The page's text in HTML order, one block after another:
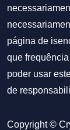
página de
que
poder usar
de
Copyright ©